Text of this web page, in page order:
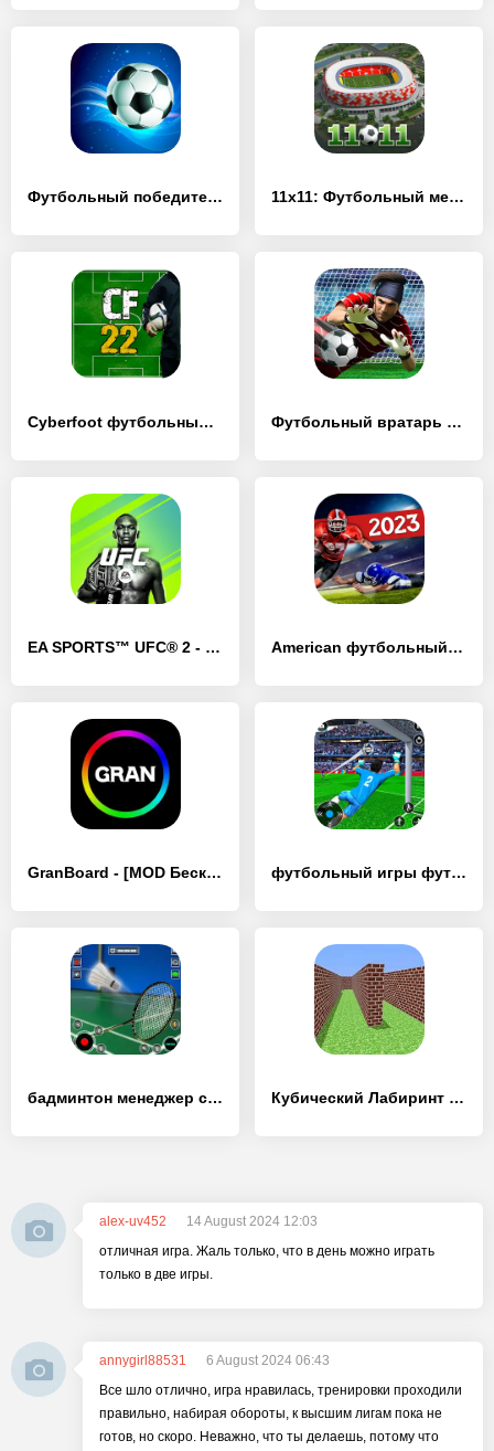
Футбольный победитель - [MOD Много монет] 11x11: Футбольный менеджер - [MOD Много монет]
Cyberfoot футбольный менеджер - [MOD Много денег] Футбольный вратарь - [MOD Бесконечные деньги]
EA SPORTS™ UFC® 2 - [MOD Бесконечные монеты] American футбольный менеджер - [MOD Бесконечные монеты]
GranBoard - [MOD Бесконечные монеты] футбольный игры футбол 2022 - [MOD Бесконечные монеты]
бадминтон менеджер спорт игры - [MOD Много монет] Кубический Лабиринт 3D
alex-uv452
14 August 2024 12:03
отличная игра. Жаль только, что в день можно играть
только в две игры.
annygirl88531
6 August 2024 06:43
Все шло отлично, игра нравилась, тренировки проходили
правильно, набирая обороты, к высшим лигам пока не
готов, но скоро. Неважно, что ты делаешь, потому что